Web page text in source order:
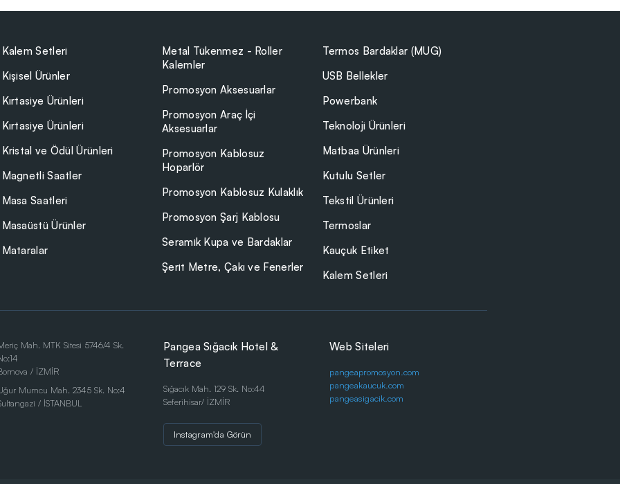
Kalem Setleri
Kişisel Ürünler
Kırtasiye Ürünleri
Kırtasiye Ürünleri
Kristal ve Ödül Ürünleri
Magnetli Saatler
Masa Saatleri
Masaüstü Ürünler
Mataralar
Metal Tükenmez - Roller
Kalemler
Promosyon Aksesuarlar
Promosyon Araç İçi
Aksesuarlar
Promosyon Kablosuz
Hoparlör
Promosyon Kablosuz Kulaklık
Promosyon Şarj Kablosu
Seramik Kupa ve Bardaklar
Şerit Metre, Çakı ve Fenerler
Termos Bardaklar (MUG)
USB Bellekler
Powerbank
Teknoloji Ürünleri
Matbaa Ürünleri
Kutulu Setler
Tekstil Ürünleri
Termoslar
Kauçuk Etiket
Kalem Setleri
Mah. MTK Sitesi 5746/4 Sk.
/ İZMİR
Mumcu Mah. 2345 Sk. No:4
/ İSTANBUL
Pangea Sığacık Hotel &
Terrace
Sığacık Mah. 129 Sk. No:44
Seferihisar/ İZMİR
Instagram'da Görün
Web Siteleri
pangeapromosyon.com
pangeakaucuk.com
pangeasigacik.com